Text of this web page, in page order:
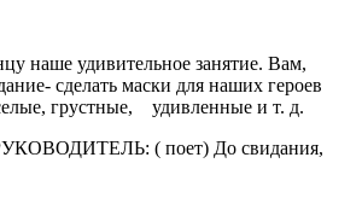
наше удивительное занятие. Вам,
сделать маски для наших героев
грустные, удивленные и т. д.
( поет) До свидания,